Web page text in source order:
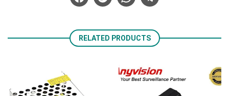
RELATED PRODUCTS